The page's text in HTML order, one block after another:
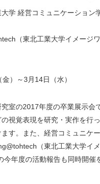
学 経営コミュニケーション
（東北工業大学イメージ
）～3月14日（水）
室の2017年度の卒業展示会
視覚表現を研究・実作を行
ます。また、経営コミュニケ
（東北工業大学イ
今年度の活動報告も同時開催